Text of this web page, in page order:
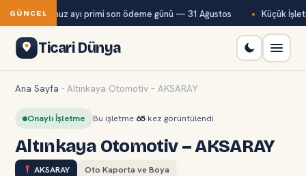
GÜNCEL
Kur temmuz ayı primi son ödeme günü — 31 Ağustos Küçük
Ticari Dünya
Ana Sayfa - Altınkaya Otomotiv – AKSARAY
Onaylı İşletme Bu işletme 65 kez görüntülendi
Altınkaya Otomotiv – AKSARAY
AKSARAY Oto Kaporta ve Boya